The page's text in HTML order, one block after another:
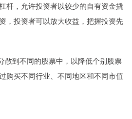
杆，允许投资者以较少的自有资金撬
，投资者可以放大收益，把握投资先
散到不同的股票中，以降低个别股票
购买不同行业、不同地区和不同市值